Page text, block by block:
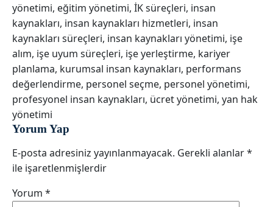
yönetimi, eğitim yönetimi, İK süreçleri, insan
kaynakları, insan kaynakları hizmetleri, insan
kaynakları süreçleri, insan kaynakları yönetimi, işe
alım, işe uyum süreçleri, işe yerleştirme, kariyer
planlama, kurumsal insan kaynakları, performans
değerlendirme, personel seçme, personel yönetimi,
profesyonel insan kaynakları, ücret yönetimi, yan hak
yönetimi
Yorum Yap
E-posta adresiniz yayınlanmayacak. Gerekli alanlar*
ile işaretlenmişlerdir
Yorum *